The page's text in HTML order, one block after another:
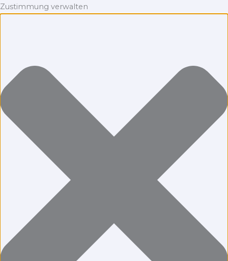
Zustimmung verwalten